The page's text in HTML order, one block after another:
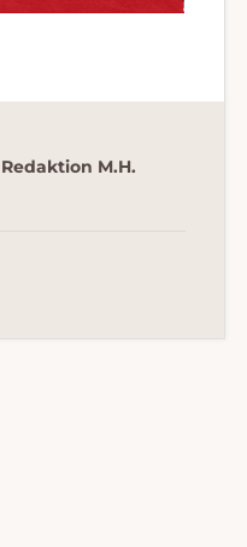
Redaktion M.H.